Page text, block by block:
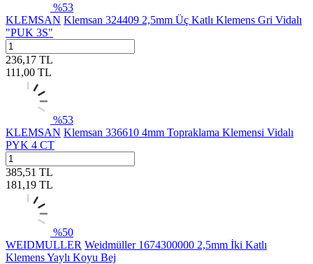
%53
KLEMSAN Klemsan 324409 2,5mm Üç Katlı Klemens Gri Vidalı
"PUK 3S"
236,17 TL
111,00 TL
%53
KLEMSAN Klemsan 336610 4mm Topraklama Klemensi Vidalı
PYK 4 CT
385,51 TL
181,19 TL
%50
WEIDMULLER Weidmüller 1674300000 2,5mm İki Katlı
Klemens Yaylı Koyu Bej